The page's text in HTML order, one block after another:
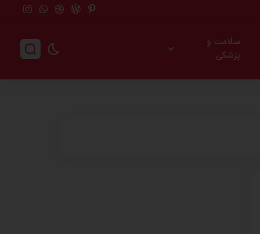
سلامت و
پزشکی